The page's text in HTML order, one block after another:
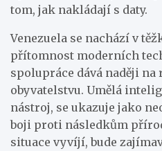
tom, jak nakládají s daty.
Venezuela se nachází v
přítomnost moderních
spolupráce dává naději
obyvatelstvu. Umělá
nástroj, se ukazuje jako
boji proti následkům
situace vyvíjí, bude